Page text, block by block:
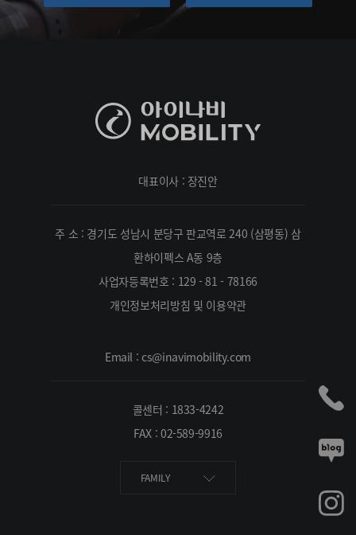
대표이사 : 장진안
주 소 : 경기도 성남시 분당구 판교역로 240 (삼평동) 삼
환하이펙스 A동 9층
사업자등록번호 : 129 - 81 - 78166
개인정보처리방침 및 이용약관
Email : cs@inavimobility.com
콜센터 : 1833-4242
FAX : 02-589-9916
FAMILY